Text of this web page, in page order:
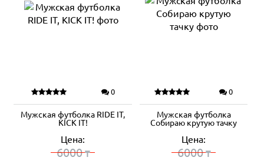
0
Мужская футболка RIDE IT,
KICK IT!
Цена:
6000₸
0
Мужская футболка
Собираю крутую тачку
Цена:
6000₸